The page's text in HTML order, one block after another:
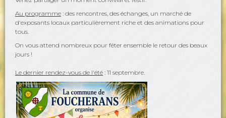
Au programme : des rencontres, des échanges, un marché de
d'exposants locaux particulièrement riche et des animations pour
tous.
On vous attend nombreux pour fêter ensemble le retour des beaux
jours !
Le dernier rendez-vous de l'été : 11 septembre.